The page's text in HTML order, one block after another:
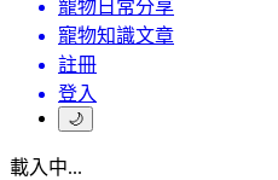
寵物日常分享
寵物知識文章
註冊
登入
🌙
載入中...